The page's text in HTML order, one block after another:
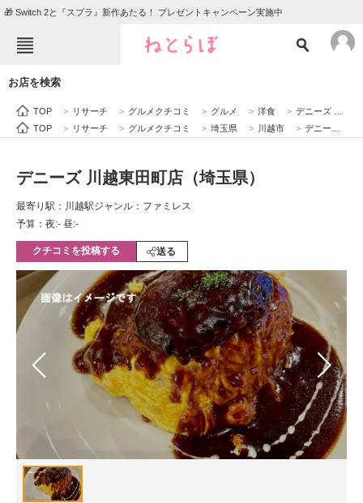
🎁 Switch 2と『スプラ』新作あたる！ プレゼントキャンペーン実施中
エンタメ クイズ
住まい 教育・育児
動物
会員記事
メディア
注目記事を集めた総合ページ
ITの今と未来を見通す
スマホと通信の最新トレンド
進化するPCとデバイスの未来
好きが集まる 比べて選べる
ビジネスと働き方のヒント
お店を検索
TOP > リサーチ > グルメクチコミ > グルメ > 洋食 > デニーズ 川越東田町店（埼玉県）
TOP
> リサーチ > グルメクチコミ > 埼玉県 > 川越市 > デニーズ 川越東田町店（埼玉県）
デニーズ 川越東田町店（埼玉県）
最寄り駅：川越駅ジャンル：ファミレス
予算：夜:‐ 昼:‐
クチコミを投稿する 送る